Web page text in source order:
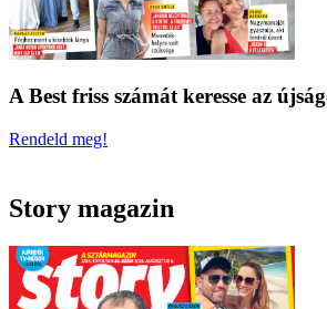
A Best friss számát keresse az
Rendeld meg!
Story magazin